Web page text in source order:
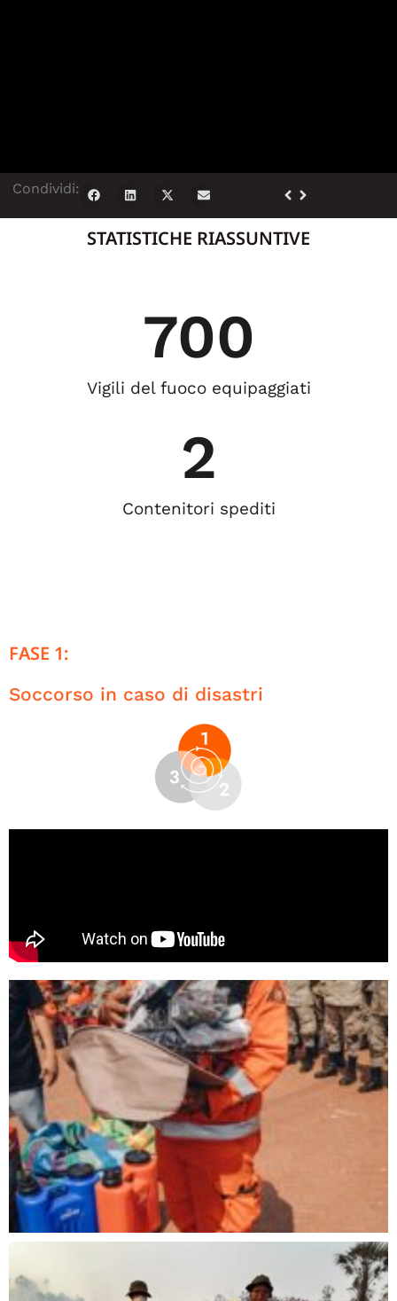
Condividi:
STATISTICHE RIASSUNTIVE
Vigili del fuoco equipaggiati
700
Contenitori spediti
2
FASE 1:
Soccorso in caso di disastri